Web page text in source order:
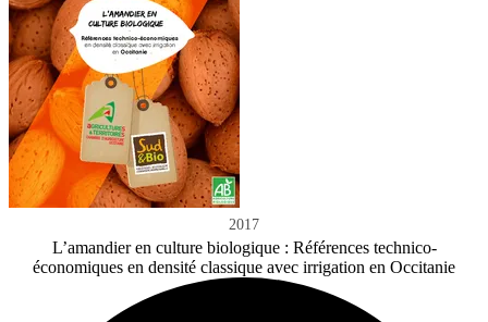
2017
L’amandier en culture biologique : Références technico-
économiques en densité classique avec irrigation en Occitanie